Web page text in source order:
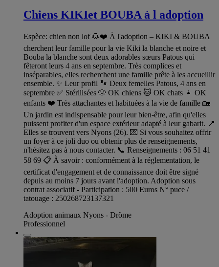
Chiens KIKIet BOUBA à l adoption
Espèce: chien non lof 🐶❤️ À l'adoption – KIKI & BOUBA
cherchent leur famille pour la vie Kiki la blanche et noire et
Bouba la blanche sont deux adorables sœurs Patous qui
fêteront leurs 4 ans en septembre. Très complices et
inséparables, elles recherchent une famille prête à les accueillir
ensemble. ✨ Leur profil 🐾 Deux femelles Patous, 4 ans en
septembre ✅ Stérilisées 🐶 OK chiens 🐱 OK chats 👧 OK
enfants ❤️ Très attachantes et habituées à la vie de famille 🏡
Un jardin est indispensable pour leur bien-être, afin qu'elles
puissent profiter d'un espace extérieur adapté à leur gabarit. 📍
Elles se trouvent vers Nyons (26). 💌 Si vous souhaitez offrir
un foyer à ce joli duo ou obtenir plus de renseignements,
n'hésitez pas à nous contacter. 📞 Renseignements : 06 51 41
58 69 📋 À savoir : conformément à la réglementation, le
certificat d'engagement et de connaissance doit être signé
depuis au moins 7 jours avant l'adoption. Adoption sous
contrat associatif - Participation : 500 Euros N° puce /
tatouage : 250268723137321
Adoption animaux Nyons - Drôme
Professionnel